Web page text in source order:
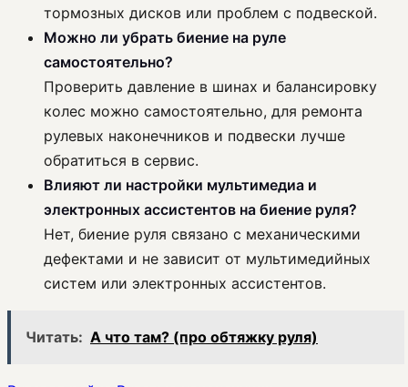
тормозных дисков или проблем с подвеской.
Можно ли убрать биение на руле
самостоятельно?
Проверить давление в шинах и балансировку
колес можно самостоятельно, для ремонта
рулевых наконечников и подвески лучше
обратиться в сервис.
Влияют ли настройки мультимедиа и
электронных ассистентов на биение руля?
Нет, биение руля связано с механическими
дефектами и не зависит от мультимедийных
систем или электронных ассистентов.
Читать: А что там? (про обтяжку руля)